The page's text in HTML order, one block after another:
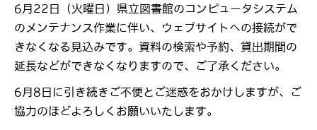
6月22日（火曜日）県立図書館のコンピュータシステム
のメンテナンス作業に伴い、ウェブサイトへの接続がで
きなくなる見込みです。資料の検索や予約、貸出期間の
延長などができなくなりますので、ご了承ください。
6月8日に引き続きご不便とご迷惑をおかけしますが、ご
協力のほどよろしくお願いいたします。